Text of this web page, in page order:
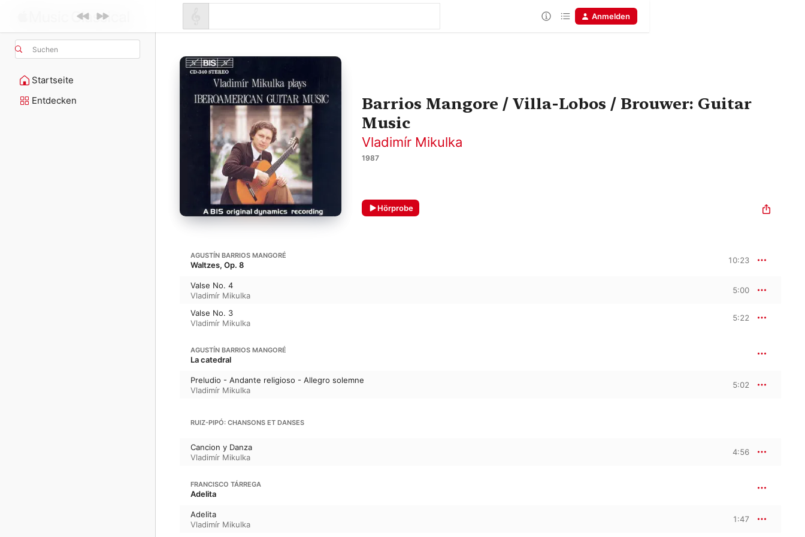
Suchen
Startseite
Entdecken
Anmelden
Barrios Mangore / Villa-Lobos / Brouwer: Guitar
Music
Vladimír Mikulka
1987
Hörprobe
AGUSTÍN BARRIOS MANGORÉ
Waltzes, Op. 8 10:23
Valse No. 4
Vladimír Mikulka
5:00
Valse No. 3
Vladimír Mikulka
5:22
AGUSTÍN BARRIOS MANGORÉ
La catedral
Preludio - Andante religioso - Allegro solemne
Vladimír Mikulka
5:02
RUIZ-PIPÓ: CHANSONS ET DANSES
Cancion y Danza
Vladimír Mikulka
4:56
FRANCISCO TÁRREGA
Adelita
Adelita
Vladimír Mikulka
1:47